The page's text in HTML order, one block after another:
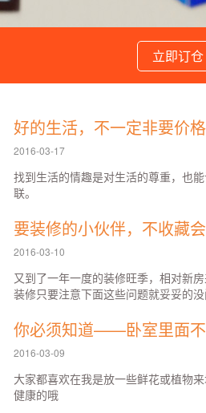
立即订仓
好的生活，不一定非要价
2016-03-17
找到生活的情趣是对生活的尊重，也
联。
要装修的小伙伴，不收藏
2016-03-10
又到了一年一度的装修旺季，相对新
装修只要注意下面这些问题就妥妥的
你必须知道——卧室里面不
2016-03-09
大家都喜欢在我是放一些鲜花或植物
健康的哦